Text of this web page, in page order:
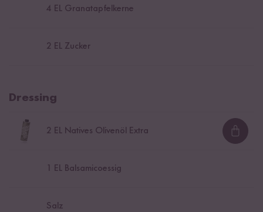
4 EL Granatapfelkerne
2 EL Zucker
Dressing
2 EL Natives Olivenöl Extra
1 EL Balsamicoessig
Salz